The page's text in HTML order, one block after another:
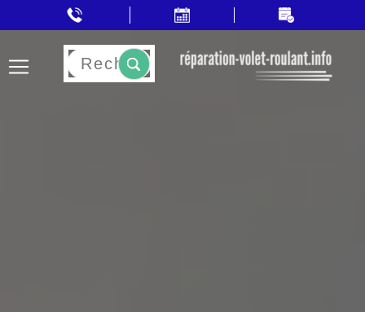
Rechercher